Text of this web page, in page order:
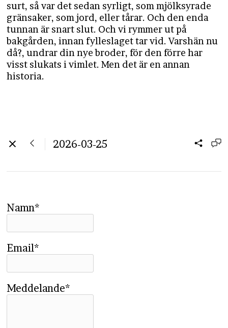
surt, så var det sedan syrligt, som mjölksyrade
gränsaker, som jord, eller tårar. Och den enda
tunnan är snart slut. Och vi rymmer ut på
bakgården, innan fylleslaget tar vid. Varshän nu
då?, undrar din nye broder, för den förre har
visst slukats i vimlet. Men det är en annan
historia.
2026-03-25
Namn*
Email*
Meddelande*